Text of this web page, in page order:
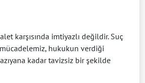
karşısında imtiyazlı değildir. Suç
hukukun verdiği
kadar tavizsiz bir şekilde